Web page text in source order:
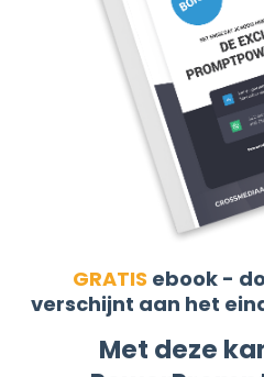
GRATIS ebook -
verschijnt aan het
Met deze